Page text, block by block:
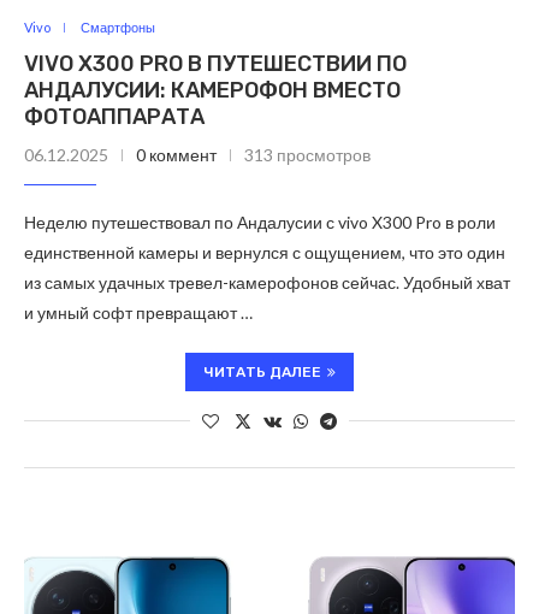
Vivo Смартфоны
VIVO X300 PRO В ПУТЕШЕСТВИИ ПО
АНДАЛУСИИ: КАМЕРОФОН ВМЕСТО
ФОТОАППАРАТА
06.12.2025 0 коммент 313 просмотров
Неделю путешествовал по Андалусии с vivo X300 Pro в роли
единственной камеры и вернулся с ощущением, что это один
из самых удачных тревел-камерофонов сейчас. Удобный хват
и умный софт превращают …
ЧИТАТЬ ДАЛЕЕ